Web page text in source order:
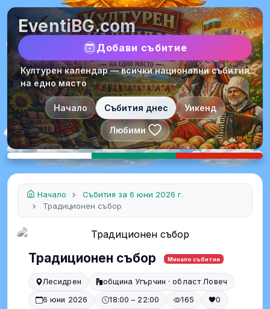
EventiBG.com
Добави събитие
Културен календар — всички национални събития
на едно място
Начало Събития днес Уикенд
Любими
Начало
Събития за 6 юни 2026 г.
Традиционен събор
Традиционен събор Минало събитие
Лесидрен
община Угърчин · област Ловеч
6 юни 2026
18:00 – 22:00 165
0